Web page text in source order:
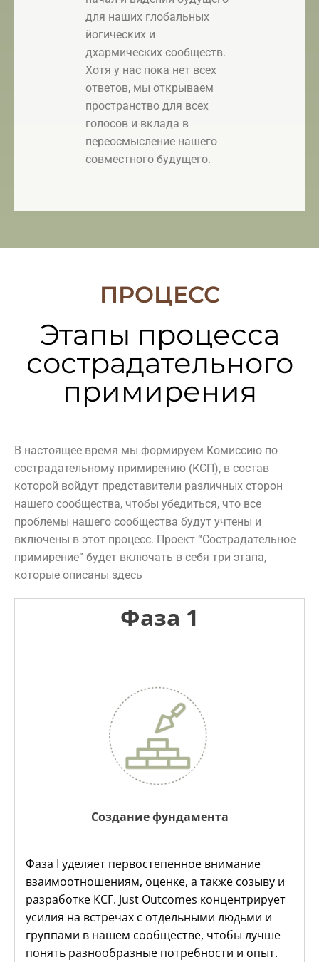
для наших глобальных
йогических и
дхармических сообществ.
Хотя у нас пока нет всех
ответов, мы открываем
пространство для всех
голосов и вклада в
переосмысление нашего
совместного будущего.
ПРОЦЕСС
Этапы процесса
сострадательного
примирения
В настоящее время мы формируем Комиссию по
сострадательному примирению (КСП), в состав
которой войдут представители различных сторон
нашего сообщества, чтобы убедиться, что все
проблемы нашего сообщества будут учтены и
включены в этот процесс. Проект “Сострадательное
примирение” будет включать в себя три этапа,
которые описаны здесь
Фаза 1
Создание фундамента
Фаза I уделяет первостепенное внимание
взаимоотношениям, оценке, а также созыву и
разработке КСГ. Just Outcomes концентрирует
усилия на встречах с отдельными людьми и
группами в нашем сообществе, чтобы лучше
понять разнообразные потребности и опыт.